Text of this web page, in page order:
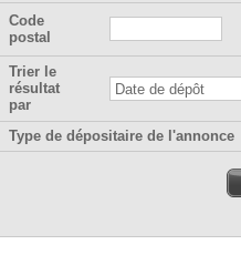
Code
postal
Trier le
résultat
par
Type de dépositaire de l'annonce